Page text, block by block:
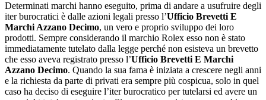
Determinati marchi hanno eseguito, prima di andare a usufruire degli
iter burocratici è dalle azioni legali presso l’Ufficio Brevetti E
Marchi Azzano Decimo, un vero e proprio sviluppo dei loro
prodotti. Sempre considerando il marchio Rolex esso non è stato
immediatamente tutelato dalla legge perché non esisteva un brevetto
che esso aveva registrato presso l’Ufficio Brevetti E Marchi
Azzano Decimo. Quando la sua fama è iniziata a crescere negli anni
e la richiesta da parte di privati era sempre più cospicua, solo in quel
caso ha deciso di eseguire l’iter burocratico per tutelarsi ed avere un